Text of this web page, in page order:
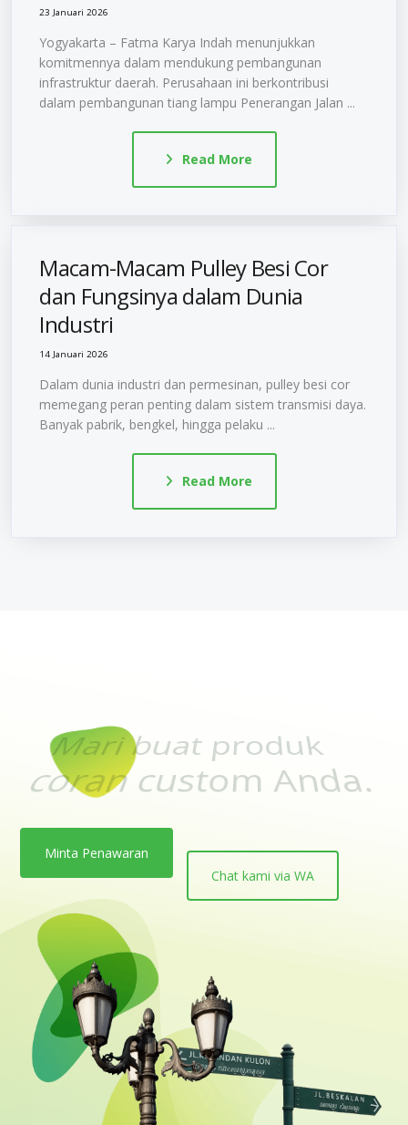
23 Januari 2026
Yogyakarta – Fatma Karya Indah menunjukkan
komitmennya dalam mendukung pembangunan
infrastruktur daerah. Perusahaan ini berkontribusi
dalam pembangunan tiang lampu Penerangan Jalan ...
Read More
Macam-Macam Pulley Besi Cor
dan Fungsinya dalam Dunia
Industri
14 Januari 2026
Dalam dunia industri dan permesinan, pulley besi cor
memegang peran penting dalam sistem transmisi daya.
Banyak pabrik, bengkel, hingga pelaku ...
Read More
Dengan harga
termurah se-
Minta Penawaran
Chat kami via WA